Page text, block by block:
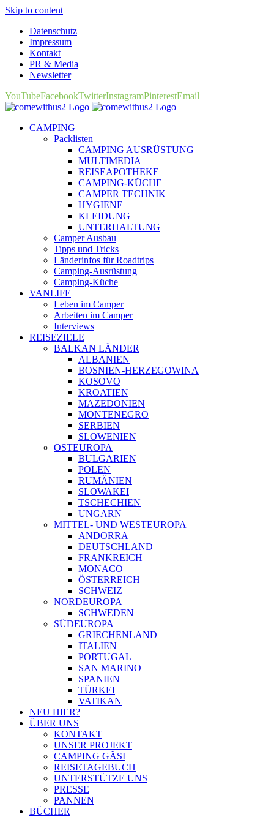
Skip to content
Datenschutz
Impressum
Kontakt
PR & Media
Newsletter
YouTubeFacebookTwitterInstagramPinterestEmail
CAMPING
Packlisten
CAMPING AUSRÜSTUNG
MULTIMEDIA
REISEAPOTHEKE
CAMPING-KÜCHE
CAMPER TECHNIK
HYGIENE
KLEIDUNG
UNTERHALTUNG
Camper Ausbau
Tipps und Tricks
Länderinfos für Roadtrips
Camping-Ausrüstung
Camping-Küche
VANLIFE
Leben im Camper
Arbeiten im Camper
Interviews
REISEZIELE
BALKAN LÄNDER
ALBANIEN
BOSNIEN-HERZEGOWINA
KOSOVO
KROATIEN
MAZEDONIEN
MONTENEGRO
SERBIEN
SLOWENIEN
OSTEUROPA
BULGARIEN
POLEN
RUMÄNIEN
SLOWAKEI
TSCHECHIEN
UNGARN
MITTEL- UND WESTEUROPA
ANDORRA
DEUTSCHLAND
FRANKREICH
MONACO
ÖSTERREICH
SCHWEIZ
NORDEUROPA
SCHWEDEN
SÜDEUROPA
GRIECHENLAND
ITALIEN
PORTUGAL
SAN MARINO
SPANIEN
TÜRKEI
VATIKAN
NEU HIER?
ÜBER UNS
KONTAKT
UNSER PROJEKT
CAMPING GÄSI
REISETAGEBUCH
UNTERSTÜTZE UNS
PRESSE
PANNEN
BÜCHER